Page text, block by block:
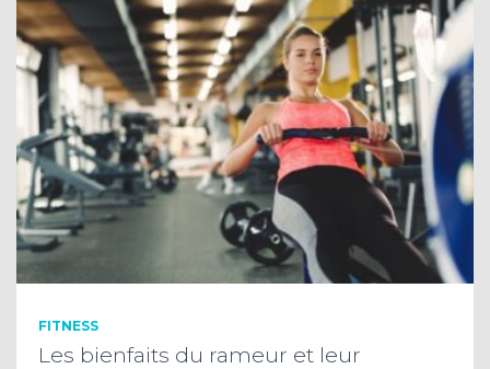
FITNESS
Les bienfaits du rameur et leur